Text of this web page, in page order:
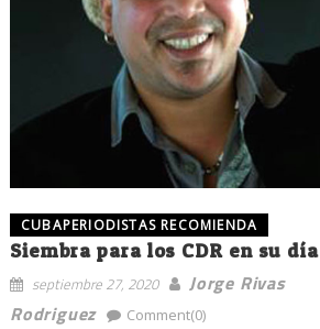
CUBAPERIODISTAS RECOMIENDA
Siembra para los CDR en su día
septiembre 27, 2020
Jorge Rivas
Rodriguez
Comment(0)